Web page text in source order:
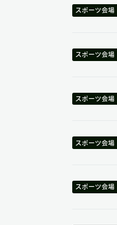
スポーツ会場
スポーツ会場
スポーツ会場
スポーツ会場
スポーツ会場